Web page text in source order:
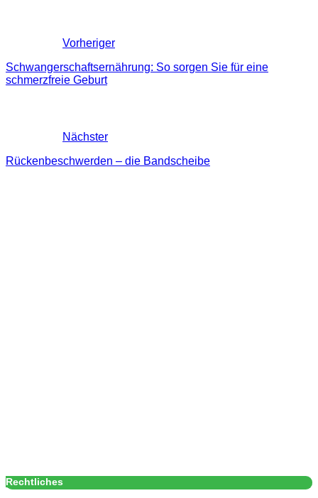
Vorheriger
Schwangerschaftsernährung: So sorgen Sie für eine
schmerzfreie Geburt
Nächster
Rückenbeschwerden – die Bandscheibe
Rechtliches